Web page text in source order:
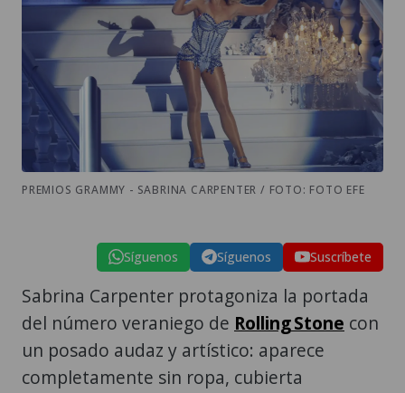
PREMIOS GRAMMY - SABRINA CARPENTER / FOTO: FOTO EFE
Síguenos Síguenos Suscríbete
Sabrina Carpenter protagoniza la portada
del número veraniego de Rolling Stone con
un posado audaz y artístico: aparece
completamente sin ropa, cubierta